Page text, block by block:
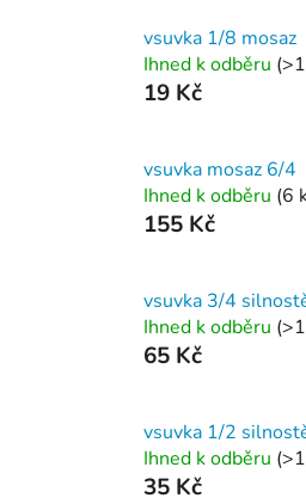
vsuvka 1/8 mosaz
Ihned k odběru
19 Kč
vsuvka mosaz 6/4
Ihned k odběru (6
155 Kč
vsuvka 3/4
Ihned k odběru
65 Kč
vsuvka 1/2
Ihned k odběru
35 Kč